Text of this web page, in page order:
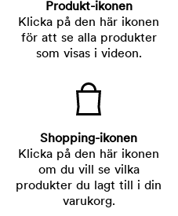
Produkt-ikonen
Klicka på den här ikonen
för att se alla produkter
som visas i videon.
Shopping-ikonen
Klicka på den här ikonen
om du vill se vilka
produkter du lagt till i din
varukorg.